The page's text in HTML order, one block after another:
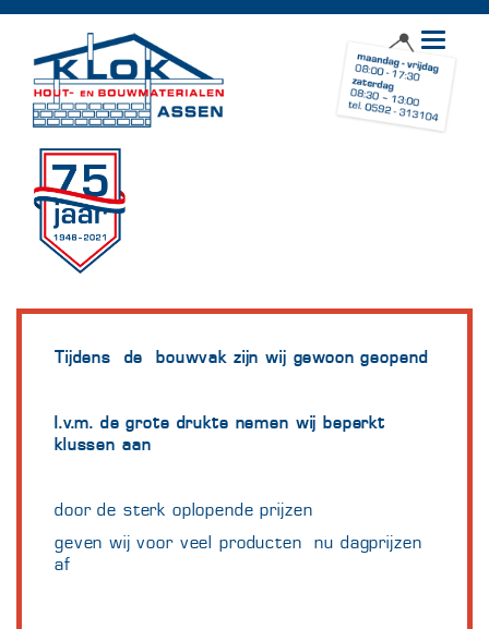
Toggle
Tijdens de bouwvak zijn wij gewoon geopend
I.v.m. de grote drukte nemen wij beperkt
klussen aan
door de sterk oplopende prijzen
geven wij voor veel producten nu dagprijzen
af